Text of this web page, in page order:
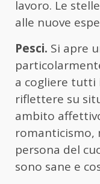
lavoro. Le
alle nuove
Pesci. Si apre
a cogliere tutti
riflettere su
ambito
romanticismo,
persona del
sono sane e